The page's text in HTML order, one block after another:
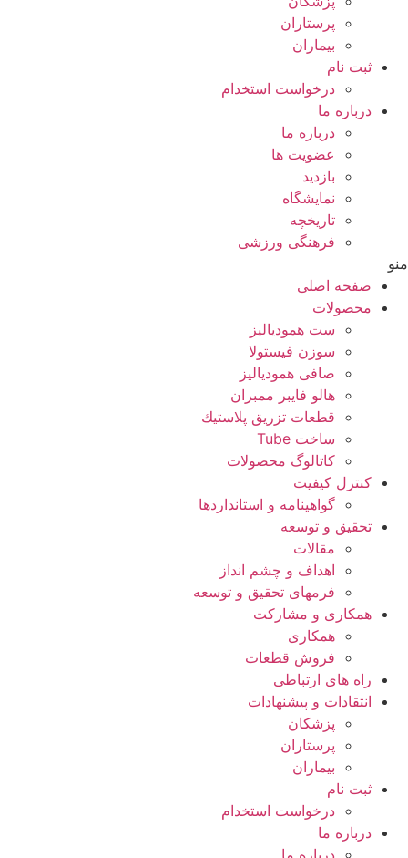
پرستاران
بيماران
ثبت نام
درخواست استخدام
درباره ما
درباره ما
عضویت ها
بازدید
نمایشگاه
تاريخچه
فرهنگی ورزشی
منو
صفحه اصلی
محصولات
ست همودیالیز
سوزن فیستولا
صافی همودیالیز
هالو فایبر ممبران
قطعات تزريق پلاستيك
ساخت Tube
کاتالوگ محصولات
کنترل کیفیت
گواهينامه و استانداردها
تحقيق و توسعه
مقالات
اهداف و چشم انداز
فرمهای تحقیق و توسعه
همکاری و مشارکت
همکاری
فروش قطعات
راه های ارتباطی
انتقادات و پيشنهادات
پزشكان
پرستاران
بيماران
ثبت نام
درخواست استخدام
درباره ما
درباره ما